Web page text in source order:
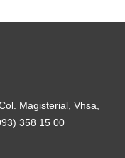
Magisterial, Vhsa,
358 15 00